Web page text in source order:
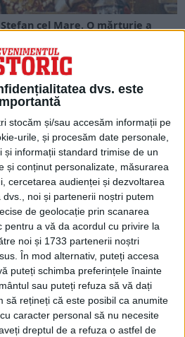
dvs. este
stocăm și/sau accesăm informații pe
urile, și procesăm date personale,
și informații standard trimise de un
și conținut personalizate, măsurarea
cercetarea audienței și dezvoltarea
dvs., noi și partenerii noștri putem
de geolocație prin scanarea
pentru a vă da acordul cu privire la
noi și 1733 partenerii noștri
În mod alternativ, puteți accesa
puteți schimba preferințele înainte
sau puteți refuza să vă dați
să rețineți că este posibil ca anumite
caracter personal să nu necesite
dreptul de a refuza o astfel de
cel Mare. O mărturie a
(1457-1504 d.Hr.) reprezintă o
unice care s-a dezvoltat...
să își găsească
impusă de stăpânirea otomană și
celor de rit ortodox -...